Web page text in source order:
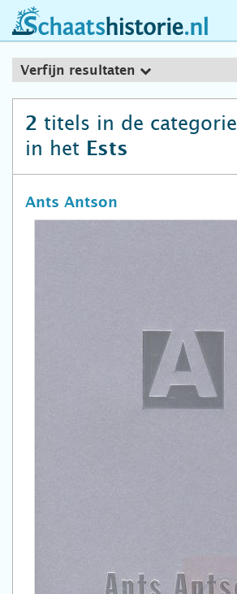
schaatshistorie.nl
Verfijn resultaten
2 titels in de categorie
in het Ests
Ants Antson